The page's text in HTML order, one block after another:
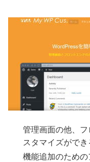
管理画面の他、
スタマイズができ
機能追加のため